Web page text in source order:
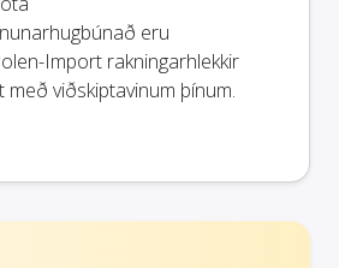
eru
Import rakningarhlekkir
með viðskiptavinum þínum.